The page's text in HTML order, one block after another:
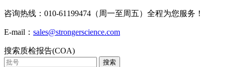
咨询热线：010-61199474（周一至周五）全程为您服务！
E-mail： sales@strongerscience.com
搜索质检报告(COA)
搜索